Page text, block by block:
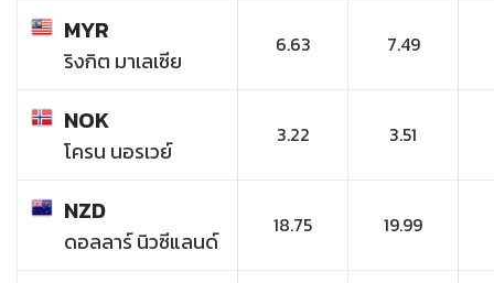
MYR
ริงกิต มาเลเซีย
6.63 7.49
NOK
โครน นอรเวย์
3.22 3.51
NZD
ดอลลาร์ นิวซีแลนด์
18.75 19.99